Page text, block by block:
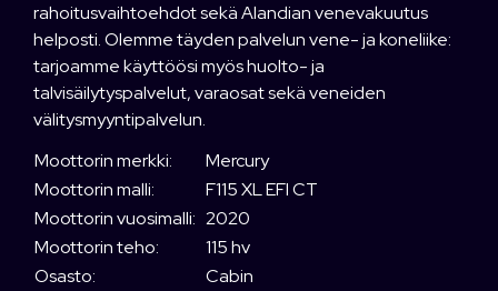
rahoitusvaihtoehdot sekä Alandian venevakuutus
helposti. Olemme täyden palvelun vene- ja koneliike:
tarjoamme käyttöösi myös huolto- ja
talvisäilytyspalvelut, varaosat sekä veneiden
välitysmyyntipalvelun.
Moottorin merkki:
Mercury
Moottorin malli:
F115 XL EFI CT
Moottorin vuosimalli: 2020
Moottorin teho:
115 hv
Osasto:
Cabin